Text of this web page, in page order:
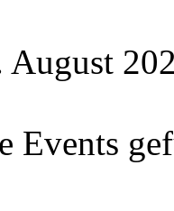
August
Events